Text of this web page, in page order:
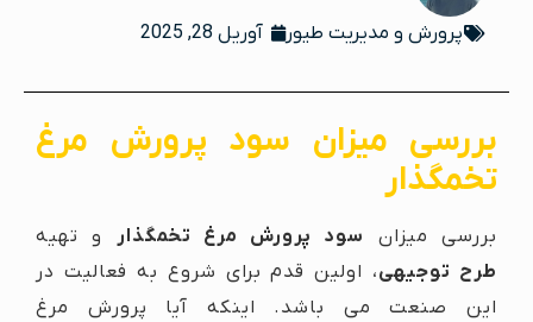
پرورش و مدیریت طیور آوریل 28, 2025
بررسی میزان سود پرورش مرغ
تخمگذار
بررسی میزان سود پرورش مرغ تخمگذار و تهیه
طرح توجیهی، اولین قدم برای شروع به فعالیت در
این صنعت می باشد. اینکه آیا پرورش مرغ